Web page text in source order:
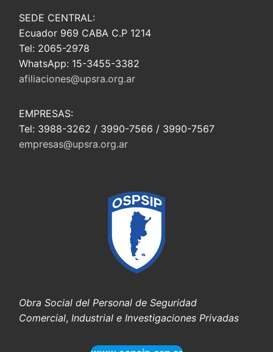
SEDE CENTRAL:
Ecuador 969 CABA C.P 1214
Tel: 2065-2978
WhatsApp: 15-3455-3382
afiliaciones@upsra.org.ar
EMPRESAS:
Tel: 3988-3262 / 3990-7566 / 3990-7567
empresas@upsra.org.ar
Obra Social del Personal de Seguridad
Comercial, Industrial e Investigaciones Privadas